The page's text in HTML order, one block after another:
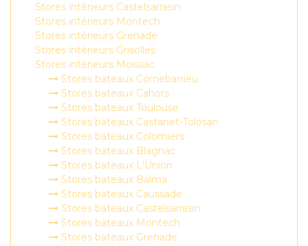
Stores intérieurs Castelsarrasin
Stores intérieurs Montech
Stores intérieurs Grenade
Stores intérieurs Grisolles
Stores intérieurs Moissac
Stores bateaux Cornebarrieu
Stores bateaux Cahors
Stores bateaux Toulouse
Stores bateaux Castanet-Tolosan
Stores bateaux Colomiers
Stores bateaux Blagnac
Stores bateaux L'Union
Stores bateaux Balma
Stores bateaux Caussade
Stores bateaux Castelsarrasin
Stores bateaux Montech
Stores bateaux Grenade